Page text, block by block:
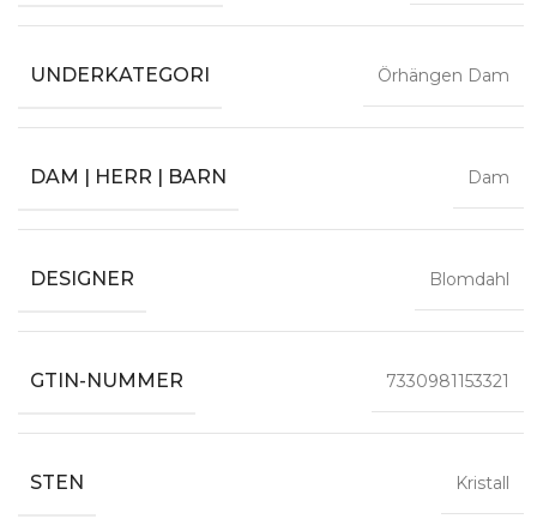
UNDERKATEGORI Örhängen Dam
DAM | HERR | BARN Dam
DESIGNER Blomdahl
GTIN-NUMMER 7330981153321
STEN Kristall